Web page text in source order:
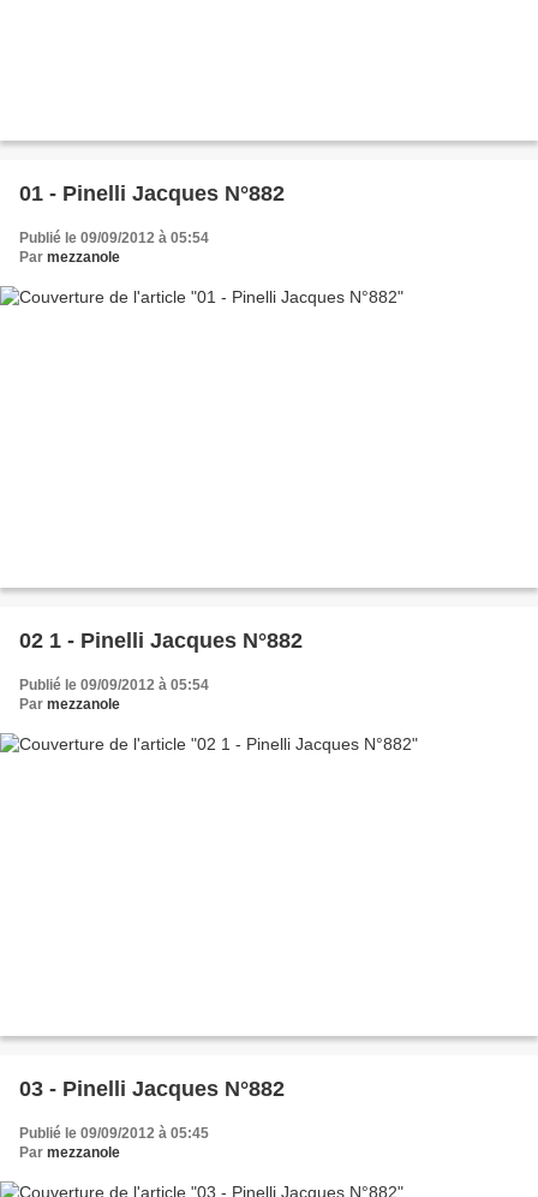
01 - Pinelli Jacques N°882
Publié le 09/09/2012 à 05:54
Par mezzanole
02 1 - Pinelli Jacques N°882
Publié le 09/09/2012 à 05:54
Par mezzanole
03 - Pinelli Jacques N°882
Publié le 09/09/2012 à 05:45
Par mezzanole